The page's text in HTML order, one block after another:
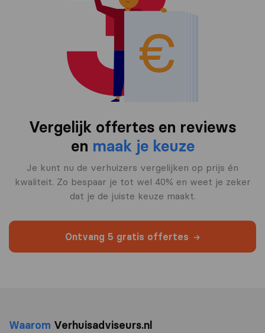
Vergelijk offertes en reviews
en maak je keuze
Je kunt nu de verhuizers vergelijken op prijs én
kwaliteit. Zo bespaar je tot wel 40% en weet je zeker
dat je de juiste keuze maakt.
Ontvang 5 gratis offertes
Waarom Verhuisadviseurs.nl